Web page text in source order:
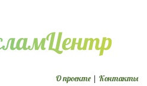
О проекте | Контакты